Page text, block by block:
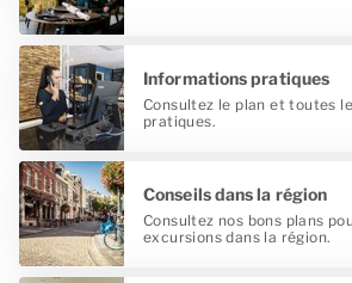
Informations pratiques
Consultez le plan et toutes
pratiques.
Conseils dans la région
Consultez nos bons plans
excursions dans la région.